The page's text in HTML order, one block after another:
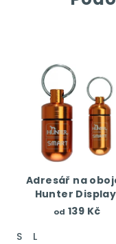
Adresář na
Hunter
oranžová
od 139 Kč
S
L